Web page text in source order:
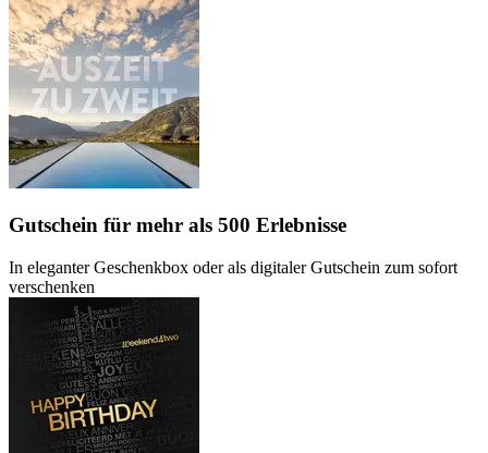
Gutschein für mehr als 500 Erlebnisse
In eleganter Geschenkbox oder als digitaler Gutschein zum sofort
verschenken